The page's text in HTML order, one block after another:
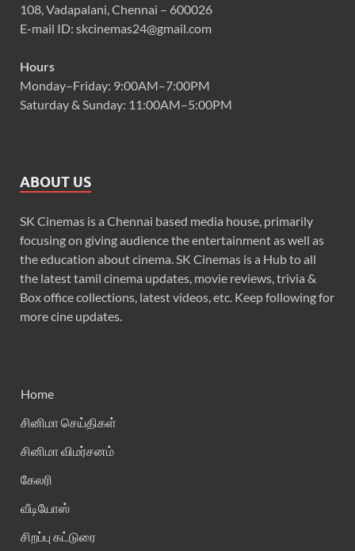
108, Vadapalani, Chennai – 600026
E-mail ID: skcinemas24@gmail.com
Hours
Monday–Friday: 9:00AM–7:00PM
Saturday & Sunday: 11:00AM–5:00PM
ABOUT US
SK Cinemas is a Chennai based media house, primarily
focusing on giving audience the entertainment as well as
the education about cinema. SK Cinemas is a Hub to all
the latest tamil cinema updates, movie reviews, trivia &
Box office collections, latest videos, etc. Keep following for
more cine updates.
Home
சினிமா செய்திகள்
சினிமா விமர்சனம்
கேலரி
வீடியோஸ்
சிறப்பு கட்டுரை